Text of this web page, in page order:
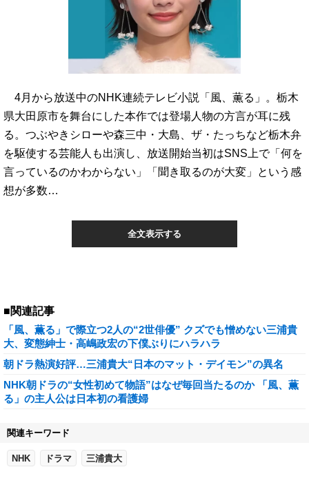
4月から放送中のNHK連続テレビ小説「風、薫る」。栃木
県大田原市を舞台にした本作では登場人物の方言が耳に残
る。つぶやきシローや森三中・大島、ザ・たっちなど栃木弁
を駆使する芸能人も出演し、放送開始当初はSNS上で「何を
言っているのかわからない」「聞き取るのが大変」という感
想が多数…
全文表示する
■関連記事
「風、薫る」で際立つ2人の“2世俳優” クズでも憎めない三浦貴
大、変態紳士・高嶋政宏の下僕ぶりにハラハラ
朝ドラ熱演好評…三浦貴大“日本のマット・デイモン”の異名
NHK朝ドラの“女性初めて物語”はなぜ毎回当たるのか 「風、薫
る」の主人公は日本初の看護婦
関連キーワード
NHK ドラマ 三浦貴大